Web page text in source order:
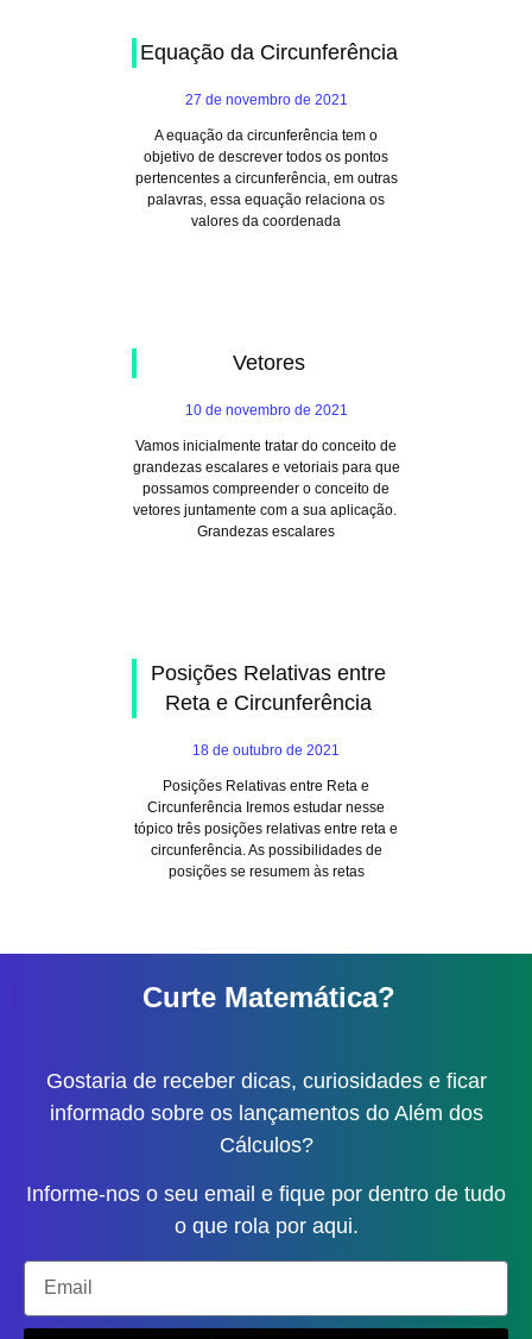
Equação da Circunferência
27 de novembro de 2021
A equação da circunferência tem o
objetivo de descrever todos os pontos
pertencentes a circunferência, em outras
palavras, essa equação relaciona os
valores da coordenada
Vetores
10 de novembro de 2021
Vamos inicialmente tratar do conceito de
grandezas escalares e vetoriais para que
possamos compreender o conceito de
vetores juntamente com a sua aplicação.
Grandezas escalares
Posições Relativas entre
Reta e Circunferência
18 de outubro de 2021
Posições Relativas entre Reta e
Circunferência Iremos estudar nesse
tópico três posições relativas entre reta e
circunferência. As possibilidades de
posições se resumem às retas
Curte Matemática?
Gostaria de receber dicas, curiosidades e ficar
informado sobre os lançamentos do Além dos
Cálculos?
Informe-nos o seu email e fique por dentro de tudo
o que rola por aqui.